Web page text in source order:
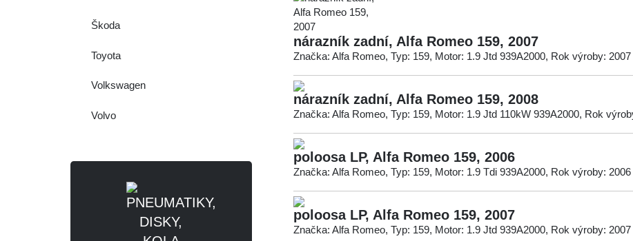
Škoda
Toyota
Volkswagen
Volvo
nárazník zadní, Alfa Romeo 159, 2007
Značka: Alfa Romeo, Typ: 159, Motor: 1.9 Jtd 939A2000, Rok výroby: 2007
nárazník zadní, Alfa Romeo 159, 2008
Značka: Alfa Romeo, Typ: 159, Motor: 1.9 Jtd 110kW 939A2000, Rok
poloosa LP, Alfa Romeo 159, 2006
Značka: Alfa Romeo, Typ: 159, Motor: 1.9 Tdi 939A2000, Rok výroby: 2006
poloosa LP, Alfa Romeo 159, 2007
Značka: Alfa Romeo, Typ: 159, Motor: 1.9 Jtd 939A2000, Rok výroby: 2007